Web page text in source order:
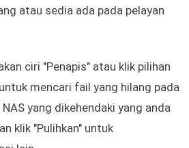
atau sedia ada pada pelayan
ciri "Penapis" atau klik pilihan
mencari fail yang hilang pada
yang dikehendaki yang anda
klik "Pulihkan" untuk